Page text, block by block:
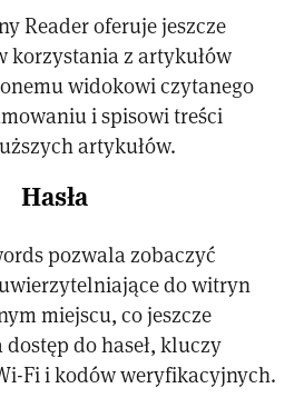
Reader oferuje jeszcze
korzystania z artykułów
widokowi czytanego
i spisowi treści
artykułów.
Hasła
pozwala zobaczyć
do witryn
miejscu, co jeszcze
do haseł, kluczy
Fi i kodów weryfikacyjnych.